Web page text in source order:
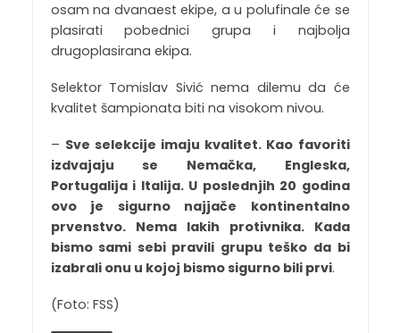
osam na dvanaest ekipe, a u polufinale će se
plasirati pobednici grupa i najbolja
drugoplasirana ekipa.
Selektor Tomislav Sivić nema dilemu da će
kvalitet šampionata biti na visokom nivou.
– Sve selekcije imaju kvalitet. Kao favoriti
izdvajaju se Nemačka, Engleska,
Portugalija i Italija. U poslednjih 20 godina
ovo je sigurno najjače kontinentalno
prvenstvo. Nema lakih protivnika. Kada
bismo sami sebi pravili grupu teško da bi
izabrali onu u kojoj bismo sigurno bili prvi.
(Foto: FSS)